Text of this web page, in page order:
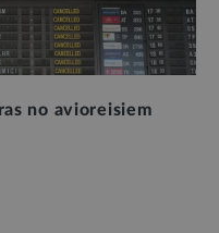
no avioreisiem